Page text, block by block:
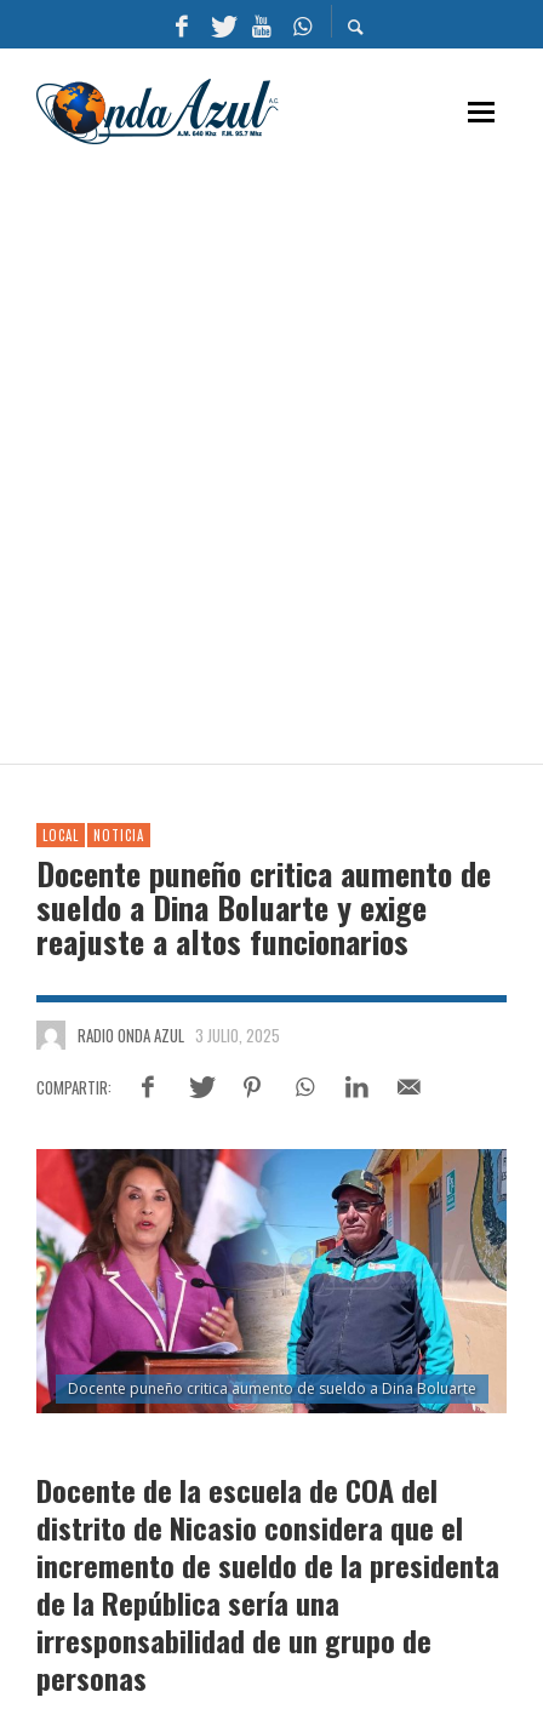
LOCAL NOTICIA
Docente puneño critica aumento de
sueldo a Dina Boluarte y exige
reajuste a altos funcionarios
RADIO ONDA AZUL 3 JULIO, 2025
Docente puneño critica aumento de sueldo a Dina Boluarte
Docente de la escuela de COA del
distrito de Nicasio considera que el
incremento de sueldo de la presidenta
de la República sería una
irresponsabilidad de un grupo de
personas